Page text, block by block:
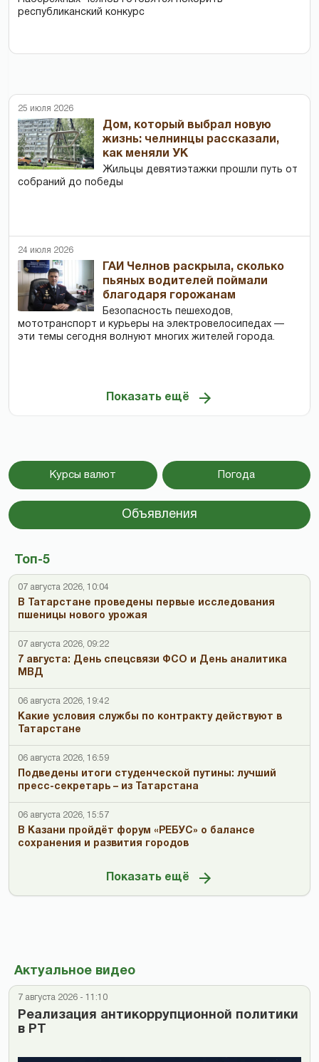
республиканский конкурс
25 июля 2026
Дом, который выбрал новую
жизнь: челнинцы рассказали,
как меняли УК
Жильцы девятиэтажки прошли путь от
собраний до победы
24 июля 2026
ГАИ Челнов раскрыла, сколько
пьяных водителей поймали
благодаря горожанам
Безопасность пешеходов,
мототранспорт и курьеры на электровелосипедах —
эти темы сегодня волнуют многих жителей города.
Показать ещё
Курсы валют Погода
Объявления
Топ-5
07 августа 2026, 10:04
В Татарстане проведены первые исследования
пшеницы нового урожая
07 августа 2026, 09:22
7 августа: День спецсвязи ФСО и День аналитика
МВД
06 августа 2026, 19:42
Какие условия службы по контракту действуют в
Татарстане
06 августа 2026, 16:59
Подведены итоги студенческой путины: лучший
пресс-секретарь – из Татарстана
06 августа 2026, 15:57
В Казани пройдёт форум «РЕБУС» о балансе
сохранения и развития городов
Показать ещё
Актуальное видео
7 августа 2026 - 11:10
Реализация антикоррупционной политики
в РТ